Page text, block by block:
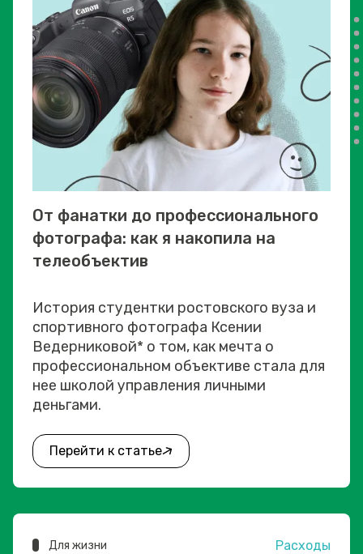
От фанатки до профессионального
фотографа: как я накопила на
телеобъектив
История студентки ростовского вуза и
спортивного фотографа Ксении
Ведерниковой* о том, как мечта о
профессиональном объективе стала для
нее школой управления личными
деньгами.
Перейти к статье
Для жизни Расходы